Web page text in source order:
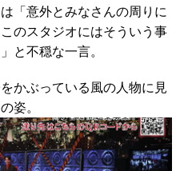
「意外とみなさんの周りに
のスタジオにはそういう事
と不穏な一言。
かぶっている風の人物に見
姿。